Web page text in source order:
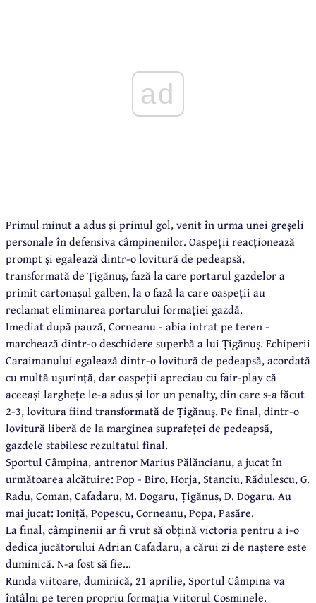
ad
Primul minut a adus și primul gol, venit în urma unei greșeli
personale în defensiva câmpinenilor. Oaspeții reacționează
prompt și egalează dintr-o lovitură de pedeapsă,
transformată de Țigănuș, fază la care portarul gazdelor a
primit cartonașul galben, la o fază la care oaspeții au
reclamat eliminarea portarului formației gazdă.
Imediat după pauză, Corneanu - abia intrat pe teren -
marchează dintr-o deschidere superbă a lui Țigănuș. Echiperii
Caraimanului egalează dintr-o lovitură de pedeapsă, acordată
cu multă ușurință, dar oaspeții apreciau cu fair-play că
aceeași larghețe le-a adus și lor un penalty, din care s-a făcut
2-3, lovitura fiind transformată de Țigănuș. Pe final, dintr-o
lovitură liberă de la marginea suprafeței de pedeapsă,
gazdele stabilesc rezultatul final.
Sportul Câmpina, antrenor Marius Pălăncianu, a jucat în
următoarea alcătuire: Pop - Biro, Horja, Stanciu, Rădulescu, G.
Radu, Coman, Cafadaru, M. Dogaru, Țigănuș, D. Dogaru. Au
mai jucat: Ioniță, Popescu, Corneanu, Popa, Pasăre.
La final, câmpinenii ar fi vrut să obțină victoria pentru a i-o
dedica jucătorului Adrian Cafadaru, a cărui zi de naștere este
duminică. N-a fost să fie...
Runda viitoare, duminică, 21 aprilie, Sportul Câmpina va
întâlni pe teren propriu formația Viitorul Cosminele.